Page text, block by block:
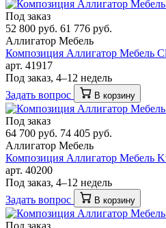
Под заказ
52 800 руб. 61 776 руб.
Аллигатор Мебель
Композиция Аллигатор Мебель
арт. 41917
Под заказ, 4–12 недель
Задать вопрос
В корзину
Под заказ
64 700 руб. 74 405 руб.
Аллигатор Мебель
Композиция Аллигатор Мебель
арт. 40200
Под заказ, 4–12 недель
Задать вопрос
В корзину
Под заказ